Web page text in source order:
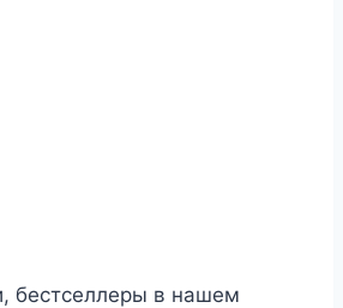
бестселлеры в нашем